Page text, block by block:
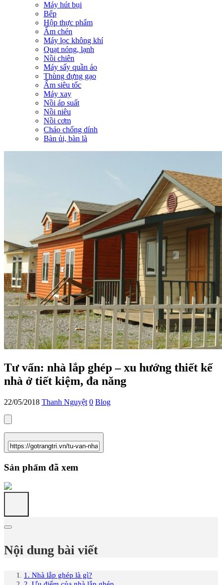
Máy hút bụi
Bếp
Hộp thực phẩm
Ấm chén
Máy lọc không khí
Quạt nóng, lạnh
Nồi chiên
Máy sấy quần áo
Thùng đựng gạo
Ấm siêu tốc
Máy xay
Nồi áp suất
Nồi niêu
Nồi cơm
Chảo chống dính
Bàn ủi, bàn là
Tư vấn: nhà lắp ghép – xu hướng thiết kế
nhà ở tiết kiệm, đa năng
22/05/2018 Thanh Nguyệt 0 Blog
Sản phẩm đã xem
Nội dung bài viết
1. Nhà lắp ghép là gì?